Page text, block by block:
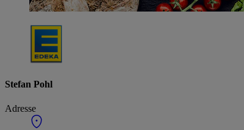
Stefan Pohl
Adresse